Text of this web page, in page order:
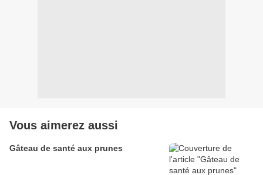
Vous aimerez aussi
Gâteau de santé aux prunes